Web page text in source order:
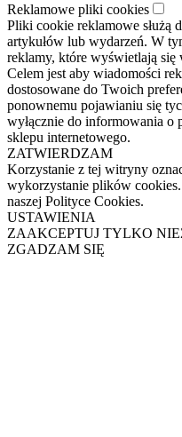
Reklamowe pliki cookies
Pliki cookie reklamowe służą
artykułów lub wydarzeń. W
reklamy, które wyświetlają
Celem jest aby wiadomości
dostosowane do Twoich
ponownemu pojawianiu się
wyłącznie do informowania o
sklepu internetowego.
ZATWIERDZAM
Korzystanie z tej witryny
wykorzystanie plików
naszej Polityce Cookies.
USTAWIENIA
ZAAKCEPTUJ TYLKO
ZGADZAM SIĘ